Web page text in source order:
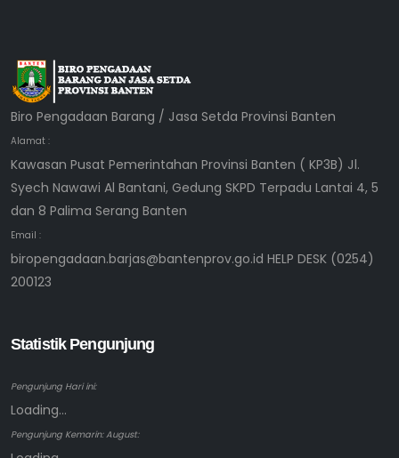
Biro Pengadaan Barang / Jasa Setda Provinsi Banten
Alamat :
Kawasan Pusat Pemerintahan Provinsi Banten ( KP3B) Jl.
Syech Nawawi Al Bantani, Gedung SKPD Terpadu Lantai 4, 5
dan 8 Palima Serang Banten
Email :
biropengadaan.barjas@bantenprov.go.id HELP DESK (0254)
200123
Statistik Pengunjung
Pengunjung Hari ini:
Loading...
Pengunjung Kemarin: August: